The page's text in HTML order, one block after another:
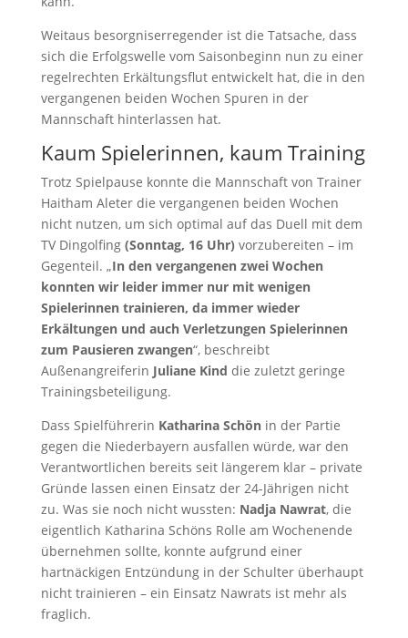
Weitaus besorgniserregender ist die Tatsache, dass
sich die Erfolgswelle vom Saisonbeginn nun zu einer
regelrechten Erkältungsflut entwickelt hat, die in den
vergangenen beiden Wochen Spuren in der
Mannschaft hinterlassen hat.
Kaum Spielerinnen, kaum Training
Trotz Spielpause konnte die Mannschaft von Trainer
Haitham Aleter die vergangenen beiden Wochen
nicht nutzen, um sich optimal auf das Duell mit dem
TV Dingolfing (Sonntag, 16 Uhr) vorzubereiten – im
Gegenteil. „In den vergangenen zwei Wochen
konnten wir leider immer nur mit wenigen
Spielerinnen trainieren, da immer wieder
Erkältungen und auch Verletzungen Spielerinnen
zum Pausieren zwangen“, beschreibt
Außenangreiferin Juliane Kind die zuletzt geringe
Trainingsbeteiligung.
Dass Spielführerin Katharina Schönin der Partie
gegen die Niederbayern ausfallen würde, war den
Verantwortlichen bereits seit längerem klar – private
Gründe lassen einen Einsatz der 24-Jährigen nicht
zu. Was sie noch nicht wussten: Nadja Nawrat, die
eigentlich Katharina Schöns Rolle am Wochenende
übernehmen sollte, konnte aufgrund einer
hartnäckigen Entzündung in der Schulter überhaupt
nicht trainieren – ein Einsatz Nawrats ist mehr als
fraglich.